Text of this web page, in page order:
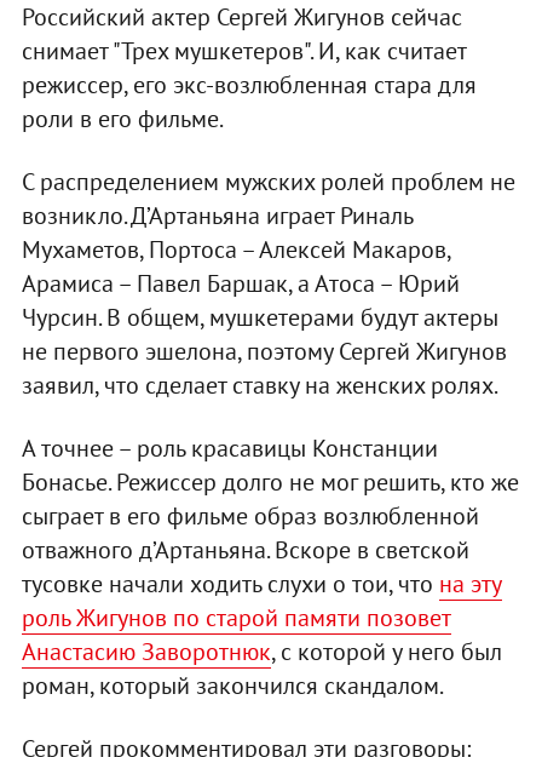
Российский актер Сергей Жигунов сейчас
снимает "Трех мушкетеров". И, как считает
режиссер, его экс-возлюбленная стара для
роли в его фильме.
С распределением мужских ролей проблем не
возникло. Д’Артаньяна играет Риналь
Мухаметов, Портоса – Алексей Макаров,
Арамиса – Павел Баршак, а Атоса – Юрий
Чурсин. В общем, мушкетерами будут актеры
не первого эшелона, поэтому Сергей Жигунов
заявил, что сделает ставку на женских ролях.
А точнее – роль красавицы Констанции
Бонасье. Режиссер долго не мог решить, кто же
сыграет в его фильме образ возлюбленной
отважного д’Артаньяна. Вскоре в светской
тусовке начали ходить слухи о тои, что на эту
роль Жигунов по старой памяти позовет
Анастасию Заворотнюк, с которой у него был
роман, который закончился скандалом.
Сергей прокомментировал эти разговоры: